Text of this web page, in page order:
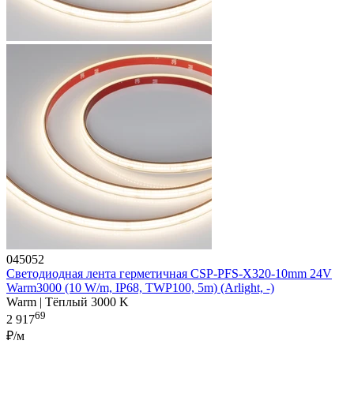
045052
Светодиодная лента герметичная CSP-PFS-X320-10mm 24V
Warm3000 (10 W/m, IP68, TWP100, 5m) (Arlight, -)
Warm | Тёплый 3000 K
2 91769
₽/м